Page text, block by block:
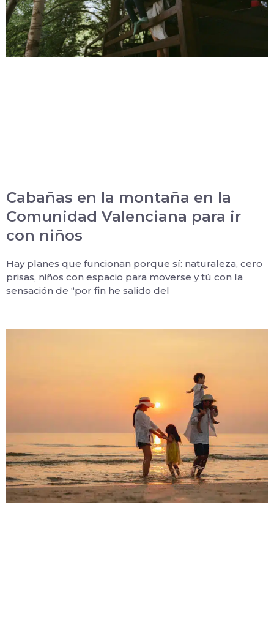
Cabañas en la montaña en la
Comunidad Valenciana para ir
con niños
Hay planes que funcionan porque sí: naturaleza, cero
prisas, niños con espacio para moverse y tú con la
sensación de “por fin he salido del